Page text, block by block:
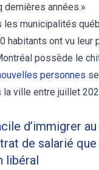
dernières années.»
les municipalités
habitants ont vu leur
possède le
personnes
la ville entre juillet
d’immigrer au
de salarié que
libéral